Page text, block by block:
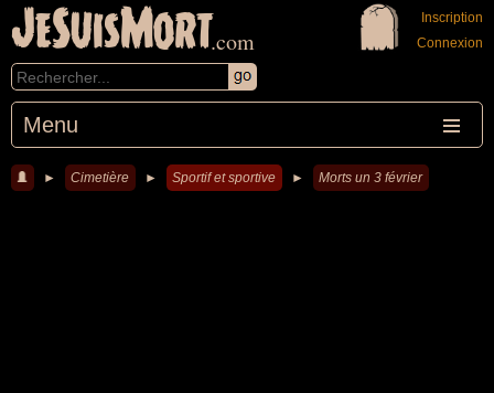
JeSuisMort.com
Menu
Inscription
Connexion
► Cimetière ► Sportif et sportive ► Morts un 3 février